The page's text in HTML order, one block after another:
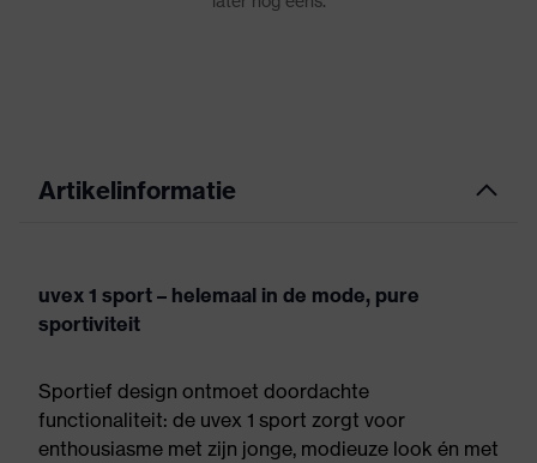
Artikelinformatie
uvex 1 sport – helemaal in de mode, pure
sportiviteit
Sportief design ontmoet doordachte
functionaliteit: de uvex 1 sport zorgt voor
enthousiasme met zijn jonge, modieuze look én met